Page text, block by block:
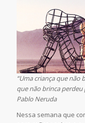
“Uma criança que não
que não brinca perdeu
Pablo Neruda
Nessa semana que